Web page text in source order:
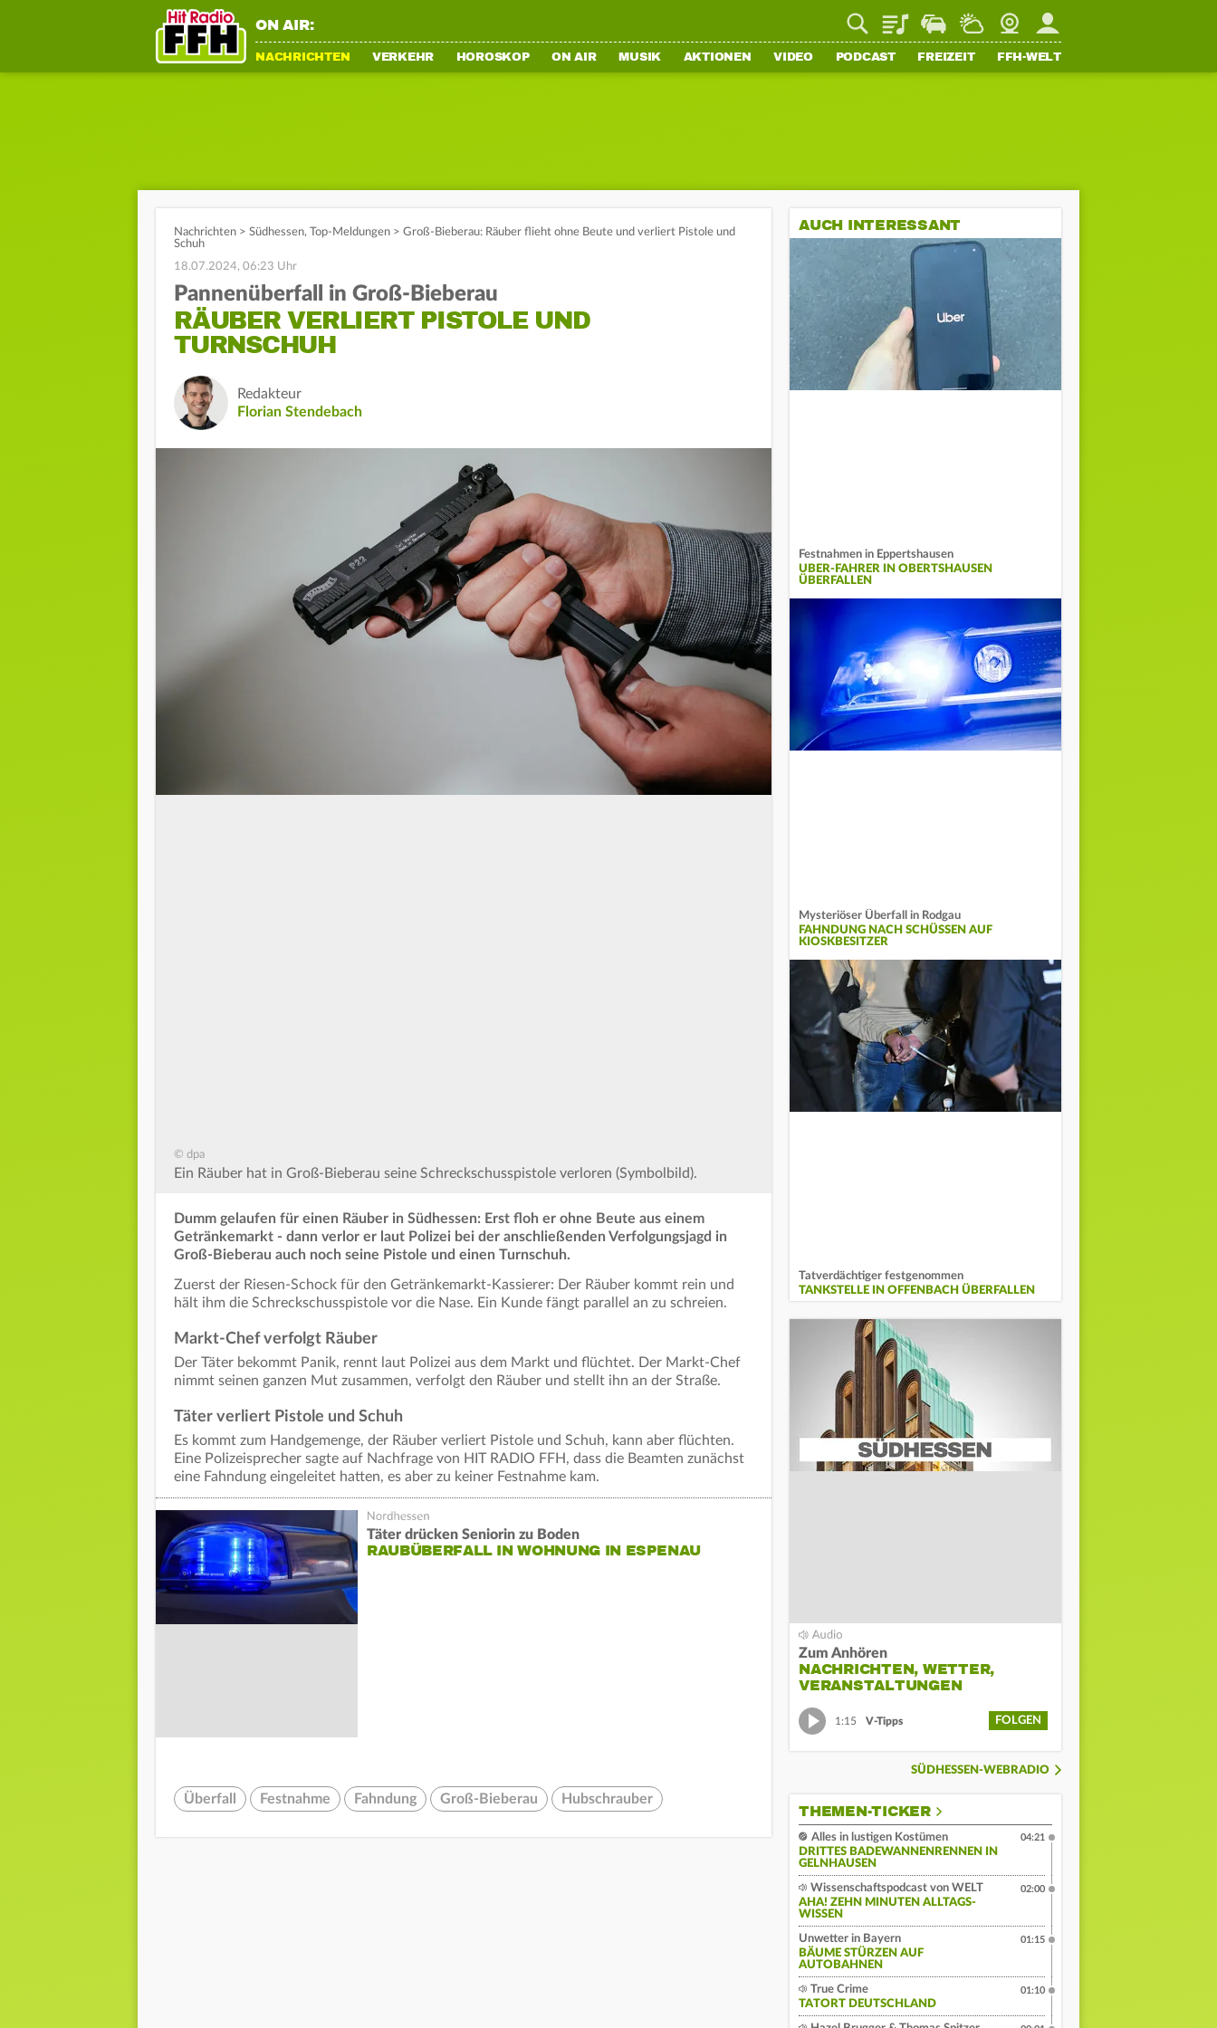
ON AIR: PlaylistStaupilotWetterWebcamMein FFH
NACHRICHTEN VERKEHR HOROSKOP ON AIR MUSIK AKTIONEN VIDEO PODCAST FREIZEIT FFH-WELT
Nachrichten > Südhessen, Top-Meldungen > Groß-Bieberau: Räuber flieht ohne Beute und verliert Pistole und
Schuh
18.07.2024, 06:23 Uhr
Pannenüberfall in Groß-Bieberau
RÄUBER VERLIERT PISTOLE UND
TURNSCHUH
Redakteur
Florian Stendebach
© dpa
Ein Räuber hat in Groß-Bieberau seine Schreckschusspistole verloren (Symbolbild).
Dumm gelaufen für einen Räuber in Südhessen: Erst floh er ohne Beute aus einem
Getränkemarkt - dann verlor er laut Polizei bei der anschließenden Verfolgungsjagd in
Groß-Bieberau auch noch seine Pistole und einen Turnschuh.
Zuerst der Riesen-Schock für den Getränkemarkt-Kassierer: Der Räuber kommt rein und
hält ihm die Schreckschusspistole vor die Nase. Ein Kunde fängt parallel an zu schreien.
Markt-Chef verfolgt Räuber
Der Täter bekommt Panik, rennt laut Polizei aus dem Markt und flüchtet. Der Markt-Chef
nimmt seinen ganzen Mut zusammen, verfolgt den Räuber und stellt ihn an der Straße.
Täter verliert Pistole und Schuh
Es kommt zum Handgemenge, der Räuber verliert Pistole und Schuh, kann aber flüchten.
Eine Polizeisprecher sagte auf Nachfrage von HIT RADIO FFH, dass die Beamten zunächst
eine Fahndung eingeleitet hatten, es aber zu keiner Festnahme kam.
Täter drücken Seniorin zu Boden
RAUBÜBERFALL IN WOHNUNG IN ESPENAU
Überfall Festnahme Fahndung Groß-Bieberau Hubschrauber
AUCH INTERESSANT
Festnahmen in Eppertshausen
UBER-FAHRER IN OBERTSHAUSEN
ÜBERFALLEN
Mysteriöser Überfall in Rodgau
FAHNDUNG NACH SCHÜSSEN AUF
KIOSKBESITZER
Tatverdächtiger festgenommen
TANKSTELLE IN OFFENBACH ÜBERFALLEN
Zum Anhören
NACHRICHTEN, WETTER,
VERANSTALTUNGEN
1:15 V-Tipps FOLGEN
SÜDHESSEN-WEBRADIO
THEMEN-TICKER
Alles in lustigen Kostümen
DRITTES BADEWANNENRENNEN IN
GELNHAUSEN
04:21
Wissenschaftspodcast von WELT
AHA! ZEHN MINUTEN ALLTAGS-
WISSEN
02:00
Unwetter in Bayern
BÄUME STÜRZEN AUF
AUTOBAHNEN
01:15
True Crime
TATORT DEUTSCHLAND
01:10